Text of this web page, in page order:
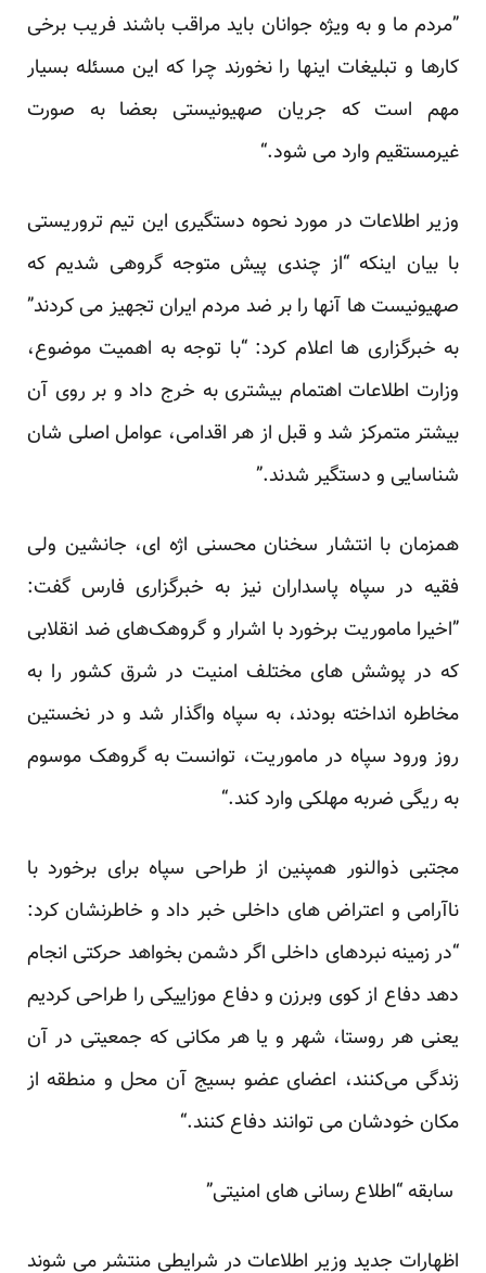
‏‏”مردم ما و به ویژه جوانان باید مراقب باشند فریب برخی
کارها و تبلیغات اینها را نخورند چرا که این مسئله ‏بسیار
مهم است که جریان صهیونیستی بعضا به صورت
غیرمستقیم وارد می شود.“‏
وزیر اطلاعات در مورد نحوه دستگیری این تیم تروریستی
با بیان اینکه “از چندی پیش متوجه گروهی شدیم که
‏صهیونیست ها آنها را بر ضد مردم ایران تجهیز می کردند”
به خبرگزاری ها اعلام کرد: “با توجه به اهمیت ‏موضوع،
وزارت اطلاعات اهتمام بیشتری به خرج داد و بر روی آن
بیشتر متمرکز شد و قبل از هر اقدامی، ‏عوامل اصلی شان
شناسایی و دستگیر شدند‎.‎‏”‏
همزمان با انتشار سخنان محسنی اژه ای، جانشین ولی
فقیه در سپاه پاسداران نیز به خبرگزاری فارس گفت:
‏‏”اخیرا ماموریت برخورد با اشرار و گروهک‌های ضد انقلابی
که در پوشش های مختلف امنیت در شرق کشور را ‏به
مخاطره انداخته بودند، به سپاه واگذار شد و در نخستین
روز ورود سپاه در ماموریت، توانست به گروهک ‏موسوم
به ریگی ضربه مهلکی وارد کند.“‏
مجتبی ذوالنور همپنین از طراحی سپاه برای برخورد با
ناآرامی و اعتراض های داخلی خبر داد و خاطرنشان ‏کرد:
“در زمینه نبردهای داخلی اگر دشمن بخواهد حرکتی انجام
دهد دفاع از کوی وبرزن و دفاع موزاییکی را ‏طراحی کردیم
یعنی هر روستا، شهر و یا هر مکانی که جمعیتی در آن
زندگی می‌کنند، اعضای عضو بسیج آن ‏محل و منطقه از
مکان خودشان می توانند دفاع کنند.“‏
اظهارات جدید وزیر اطلاعات در شرایطی منتشر می شوند